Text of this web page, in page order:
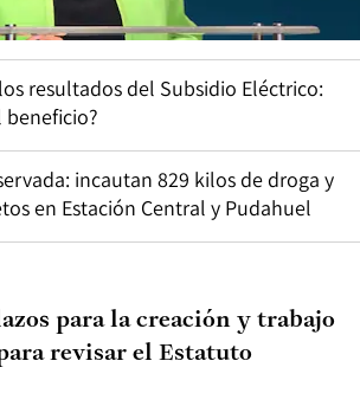
resultados del Subsidio Eléctrico:
beneficio?
incautan 829 kilos de droga y
en Estación Central y Pudahuel
para la creación y trabajo
revisar el Estatuto